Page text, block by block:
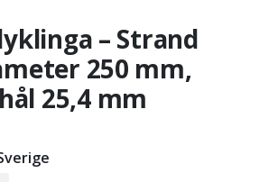
– Strand
250 mm,
25,4 mm